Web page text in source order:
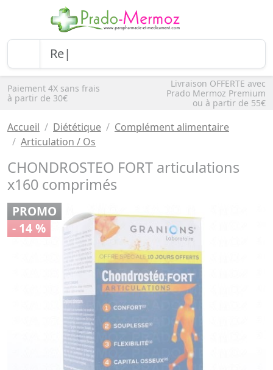
Paiement 4X sans frais
à partir de 30€
Livraison OFFERTE avec
Prado Mermoz Premium
ou à partir de 55€
Accueil Diététique
Complément alimentaire
Articulation / Os
CHONDROSTEO FORT articulations
x160 comprimés
PROMO
- 14 %